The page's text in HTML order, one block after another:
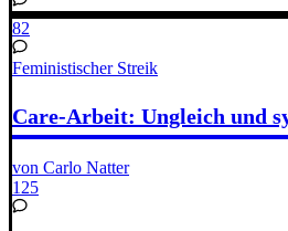
82
Feministischer Streik
Care-Arbeit: Ungleich und
von Carlo Natter
125